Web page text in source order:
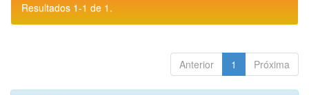
Resultados 1-1 de 1.
Anterior 1 Próxima